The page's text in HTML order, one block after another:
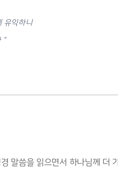
유익하니
”
말씀을 읽으면서 하나님께 더